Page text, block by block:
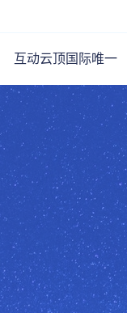
互动云顶国际唯一